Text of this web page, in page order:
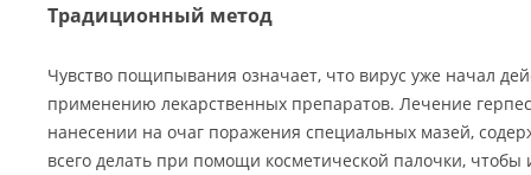
Традиционный метод
Чувство пощипывания означает, что вирус уже начал
применению лекарственных препаратов. Лечение
нанесении на очаг поражения специальных мазей,
всего делать при помощи косметической палочки, чтобы